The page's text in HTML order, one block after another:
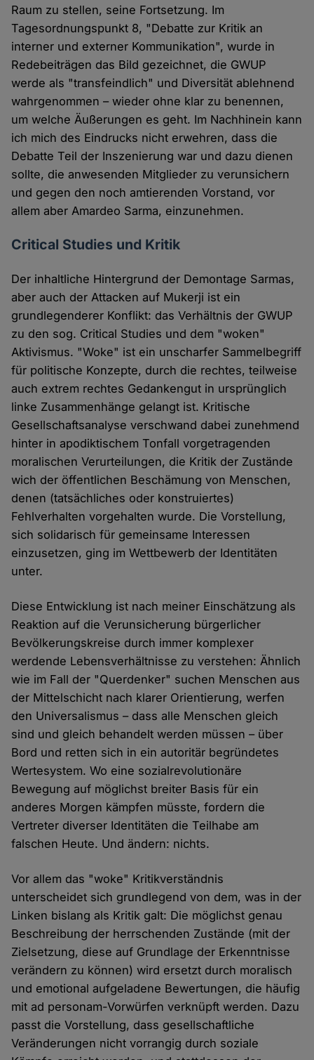
Raum zu stellen, seine Fortsetzung. Im
Tagesordnungspunkt 8, "Debatte zur Kritik an
interner und externer Kommunikation", wurde in
Redebeiträgen das Bild gezeichnet, die GWUP
werde als "transfeindlich" und Diversität ablehnend
wahrgenommen – wieder ohne klar zu benennen,
um welche Äußerungen es geht. Im Nachhinein kann
ich mich des Eindrucks nicht erwehren, dass die
Debatte Teil der Inszenierung war und dazu dienen
sollte, die anwesenden Mitglieder zu verunsichern
und gegen den noch amtierenden Vorstand, vor
allem aber Amardeo Sarma, einzunehmen.
Critical Studies und Kritik
Der inhaltliche Hintergrund der Demontage Sarmas,
aber auch der Attacken auf Mukerji ist ein
grundlegenderer Konflikt: das Verhältnis der GWUP
zu den sog. Critical Studies und dem "woken"
Aktivismus. "Woke" ist ein unscharfer Sammelbegriff
für politische Konzepte, durch die rechtes, teilweise
auch extrem rechtes Gedankengut in ursprünglich
linke Zusammenhänge gelangt ist. Kritische
Gesellschaftsanalyse verschwand dabei zunehmend
hinter in apodiktischem Tonfall vorgetragenden
moralischen Verurteilungen, die Kritik der Zustände
wich der öffentlichen Beschämung von Menschen,
denen (tatsächliches oder konstruiertes)
Fehlverhalten vorgehalten wurde. Die Vorstellung,
sich solidarisch für gemeinsame Interessen
einzusetzen, ging im Wettbewerb der Identitäten
unter.
Diese Entwicklung ist nach meiner Einschätzung als
Reaktion auf die Verunsicherung bürgerlicher
Bevölkerungskreise durch immer komplexer
werdende Lebensverhältnisse zu verstehen: Ähnlich
wie im Fall der "Querdenker" suchen Menschen aus
der Mittelschicht nach klarer Orientierung, werfen
den Universalismus – dass alle Menschen gleich
sind und gleich behandelt werden müssen – über
Bord und retten sich in ein autoritär begründetes
Wertesystem. Wo eine sozialrevolutionäre
Bewegung auf möglichst breiter Basis für ein
anderes Morgen kämpfen müsste, fordern die
Vertreter diverser Identitäten die Teilhabe am
falschen Heute. Und ändern: nichts.
Vor allem das "woke" Kritikverständnis
unterscheidet sich grundlegend von dem, was in der
Linken bislang als Kritik galt: Die möglichst genau
Beschreibung der herrschenden Zustände (mit der
Zielsetzung, diese auf Grundlage der Erkenntnisse
verändern zu können) wird ersetzt durch moralisch
und emotional aufgeladene Bewertungen, die häufig
mit ad personam-Vorwürfen verknüpft werden. Dazu
passt die Vorstellung, dass gesellschaftliche
Veränderungen nicht vorrangig durch soziale